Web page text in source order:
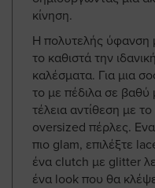
κίνηση.
Η πολυτελής ύφανση
το καθιστά την
καλέσματα. Για μια
το με πέδιλα σε
τέλεια αντίθεση με
oversized πέρλες.
πιο glam, επιλέξτε
ένα clutch με glitter
ένα look που θα